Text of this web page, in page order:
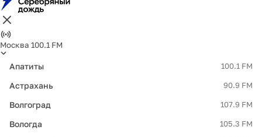
Москва 100.1 FM
Апатиты 100.1 FM
Астрахань 90.9 FM
Волгоград 107.9 FM
Вологда 105.3 FM